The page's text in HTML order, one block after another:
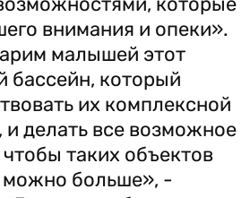
внимания и опеки».
малышей этот
бассейн, который
их комплексной
и делать все возможное
таких объектов
можно больше», -